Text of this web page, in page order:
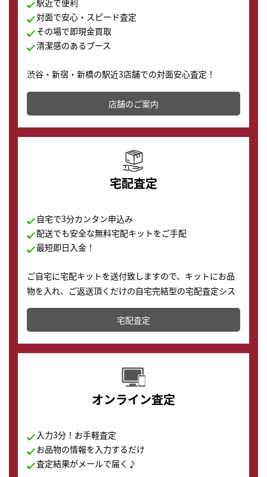
駅近で便利
対面で安心・スピード査定
その場で即現金買取
清潔感のあるブース
渋谷・新宿・新橋の駅近3店舗での対面安心査定！
その場で現金買取致します。渋谷本店では、時計販売の
店舗を併設しており、下取りに出してお得に新しい時計
の購入もできます♪
店舗のご案内
宅配査定
自宅で3分カンタン申込み
配送でも安全な無料宅配キットをご手配
最短即日入金！
ご自宅に宅配キットを送付致しますので、キットにお品
物を入れ、ご返送頂くだけの自宅完結型の宅配査定シス
テムです。
配送でも簡単&安全に査定・買取に出すことが可能で
す。
宅配査定
オンライン査定
入力3分！お手軽査定
お品物の情報を入力するだけ
査定結果がメールで届く♪